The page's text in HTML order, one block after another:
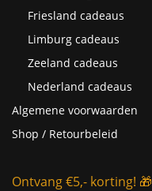
Friesland cadeaus
Limburg cadeaus
Zeeland cadeaus
Nederland cadeaus
Algemene voorwaarden
Shop / Retourbeleid
Ontvang €5,- korting! 🎁